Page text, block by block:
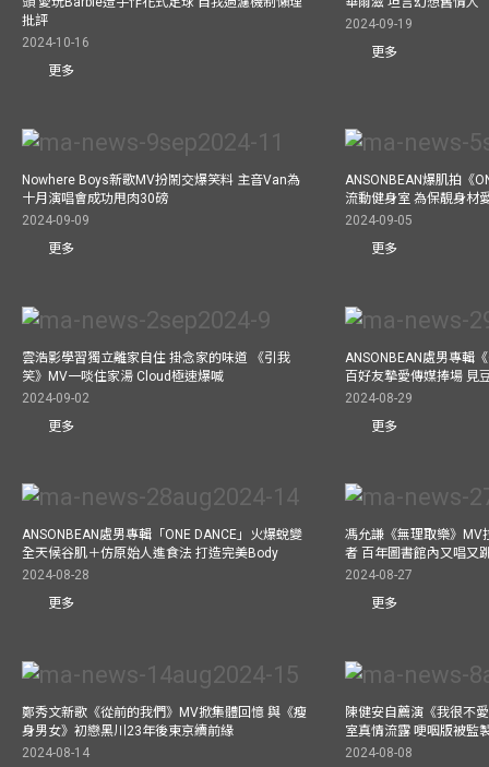
批評
2024-10-16
更多
2024-09-19
更多
Nowhere Boys新歌MV扮鬧交爆笑料 主音Van為
十月演唱會成功甩肉30磅
2024-09-09
更多
ANSONBEAN爆肌拍《
流動健身室 為保靚身材
2024-09-05
更多
雲浩影學習獨立離家自住 掛念家的味道 《引我
笑》MV一啖住家湯 Cloud極速爆喊
2024-09-02
更多
ANSONBEAN處男專輯
百好友摯愛傳媒捧場 見
2024-08-29
更多
ANSONBEAN處男專輯「ONE DANCE」火爆蛻變
全天候谷肌＋仿原始人進食法 打造完美Body
2024-08-28
更多
馮允謙《無理取樂》MV
者 百年圖書館內又唱又
2024-08-27
更多
鄭秀文新歌《從前的我們》MV掀集體回憶 與《瘦
身男女》初戀黑川23年後東京續前緣
2024-08-14
陳健安自薦演《我很不
室真情流露 哽咽版被監
2024-08-08